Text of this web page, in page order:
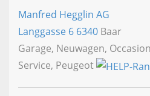
Manfred Hegglin AG
Langgasse 6 6340 Baar
Garage, Neuwagen,
Service, Peugeot